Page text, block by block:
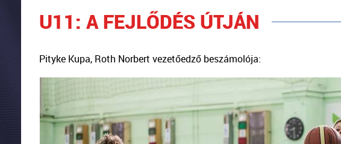
U11: A FEJLŐDÉS ÚTJÁN
Pityke Kupa, Roth Norbert vezetőedző beszámolója: